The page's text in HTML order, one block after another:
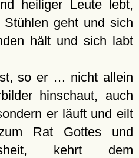
heiliger Leute lebt,
geht und sich
hält und sich labt
so er … nicht allein
hinschaut, auch
er läuft und eilt
Rat Gottes und
kehrt dem